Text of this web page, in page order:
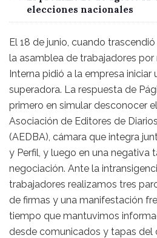
elecciones nacionales
El 18 de junio, cuando
la asamblea de trabajadores
Interna pidió a la empresa iniciar
superadora. La respuesta de
primero en simular desconocer
Asociación de Editores de
(AEDBA), cámara que integra
y Perfil, y luego en una negativa
negociación. Ante la
trabajadores realizamos tres
de firmas y una manifestación
tiempo que mantuvimos
desde comunicados y tapas del